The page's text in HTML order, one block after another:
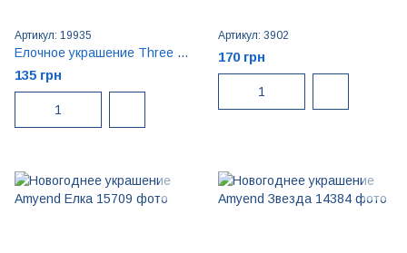
Артикул: 19935
Елочное украшение Three Bananas Имбирная птица
135 грн
Артикул: 3902
170 грн